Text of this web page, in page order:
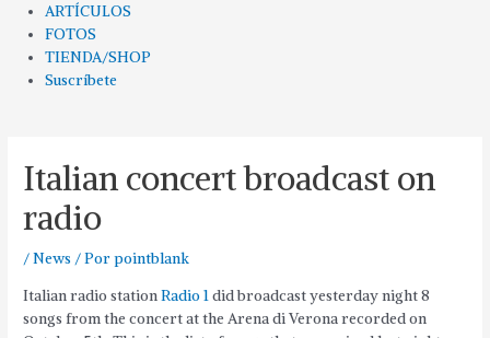
ARTÍCULOS
FOTOS
TIENDA/SHOP
Suscríbete
Italian concert broadcast on
radio
/News / Porpointblank
Italian radio stationRadio 1did broadcast yesterday night 8
songs from the concert at the Arena di Verona recorded on